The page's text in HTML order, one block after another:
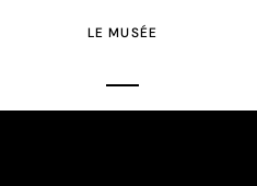
LE MUSÉE